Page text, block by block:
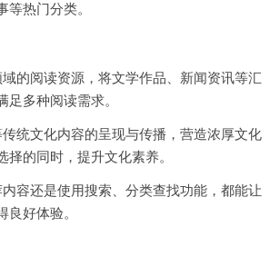
等热门分类。
的阅读资源，将文学作品、新闻资讯等汇
足多种阅读需求。
统文化内容的呈现与传播，营造浓厚文化
择的同时，提升文化素养。
容还是使用搜索、分类查找功能，都能让
良好体验。